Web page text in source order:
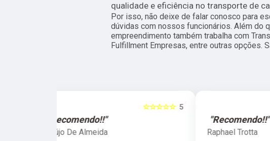
qualidade e eficiência no transporte de
Por isso, não deixe de falar conosco para
dúvidas com nossos funcionários. Além do
empreendimento também trabalha com
Fulfillment Empresas, entre outras opções.
"Recomendo!!"
Raphael Trotta